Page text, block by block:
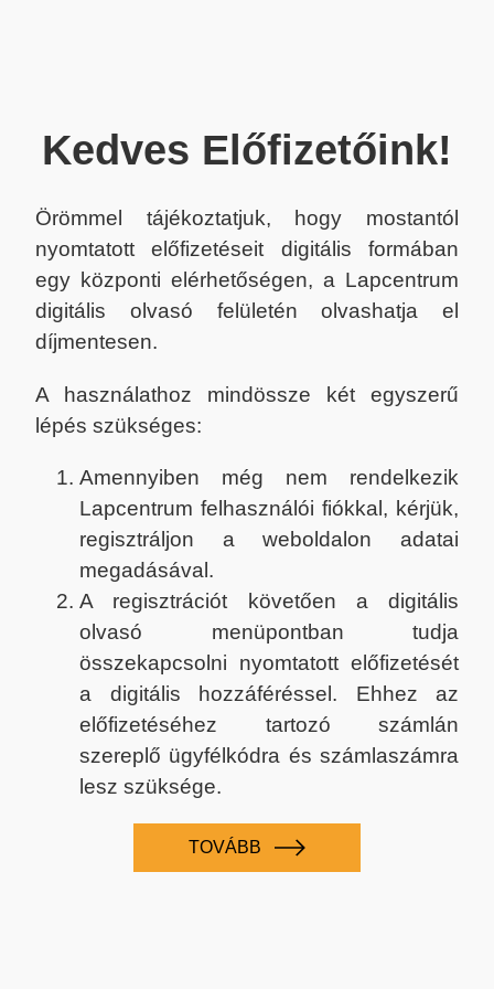
Kedves Előfizetőink!
Örömmel tájékoztatjuk, hogy mostantól
nyomtatott előfizetéseit digitális formában
egy központi elérhetőségen, a Lapcentrum
digitális olvasó felületén olvashatja el
díjmentesen.
A használathoz mindössze két egyszerű
lépés szükséges:
Amennyiben még nem rendelkezik
Lapcentrum felhasználói fiókkal, kérjük,
regisztráljon a weboldalon adatai
megadásával.
A regisztrációt követően a digitális
olvasó menüpontban tudja
összekapcsolni nyomtatott előfizetését
a digitális hozzáféréssel. Ehhez az
előfizetéséhez tartozó számlán
szereplő ügyfélkódra és számlaszámra
lesz szüksége.
TOVÁBB